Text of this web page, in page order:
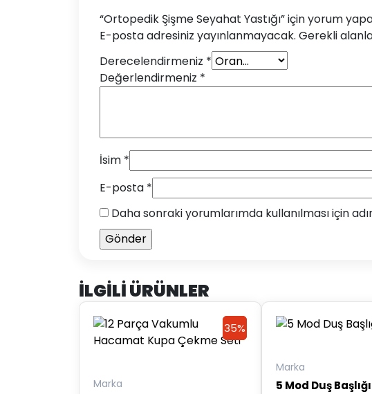
“Ortopedik Şişme Seyahat Yastığı” için yorum
E-posta adresiniz yayınlanmayacak. Gerekli
Derecelendirmeniz *
Değerlendirmeniz *
İsim *
E-posta *
Daha sonraki yorumlarımda kullanılması için
İLGILI ÜRÜNLER
35%
Marka
35%
Marka
5 Mod Duş